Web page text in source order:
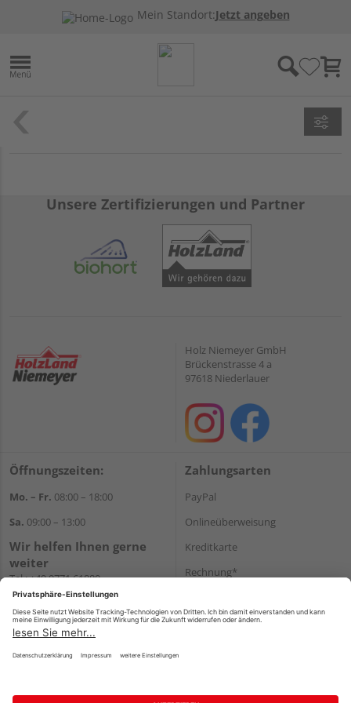
Mein Standort:Jetzt angeben
Unsere Zertifizierungen und Partner
Holz Niemeyer GmbH
Brückenstrasse 4 a
97618 Niederlauer
Öffnungszeiten:
Mo. – Fr. 08:00 – 18:00
Sa. 09:00 – 13:00
Wir helfen Ihnen gerne
weiter
Tel.:+49 9771 61880
E-Mail:info@holzland-
niemeyer.de
Zahlungsarten
PayPal
Onlineüberweisung
Kreditkarte
Rechnung*
Versand
Impressum AGB Widerruf Datenschutz